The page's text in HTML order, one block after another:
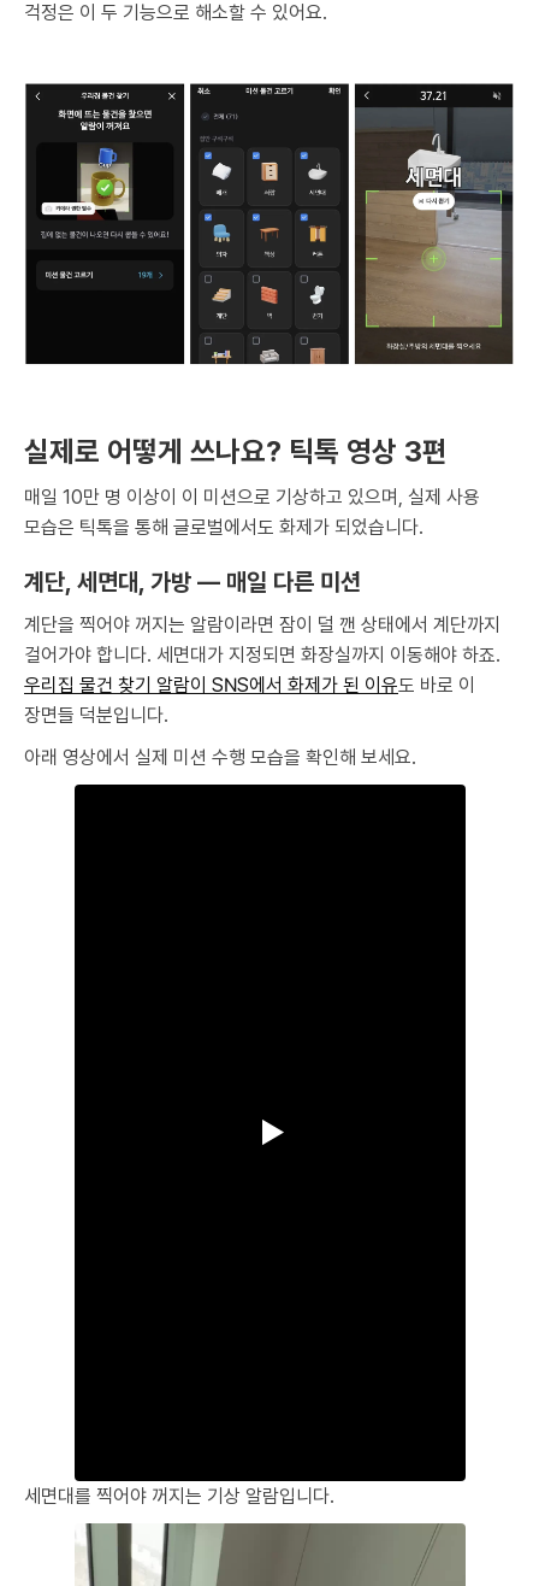
걱정은 이 두 기능으로 해소할 수 있어요.
실제로 어떻게 쓰나요? 틱톡 영상 3편
매일 10만 명 이상이 이 미션으로 기상하고 있으며, 실제 사용
모습은 틱톡을 통해 글로벌에서도 화제가 되었습니다.
계단, 세면대, 가방 — 매일 다른 미션
계단을 찍어야 꺼지는 알람이라면 잠이 덜 깬 상태에서 계단까지
걸어가야 합니다. 세면대가 지정되면 화장실까지 이동해야 하죠.
우리집 물건 찾기 알람이 SNS에서 화제가 된 이유도 바로 이
장면들 덕분입니다.
아래 영상에서 실제 미션 수행 모습을 확인해 보세요.
▶
세면대를 찍어야 꺼지는 기상 알람입니다.